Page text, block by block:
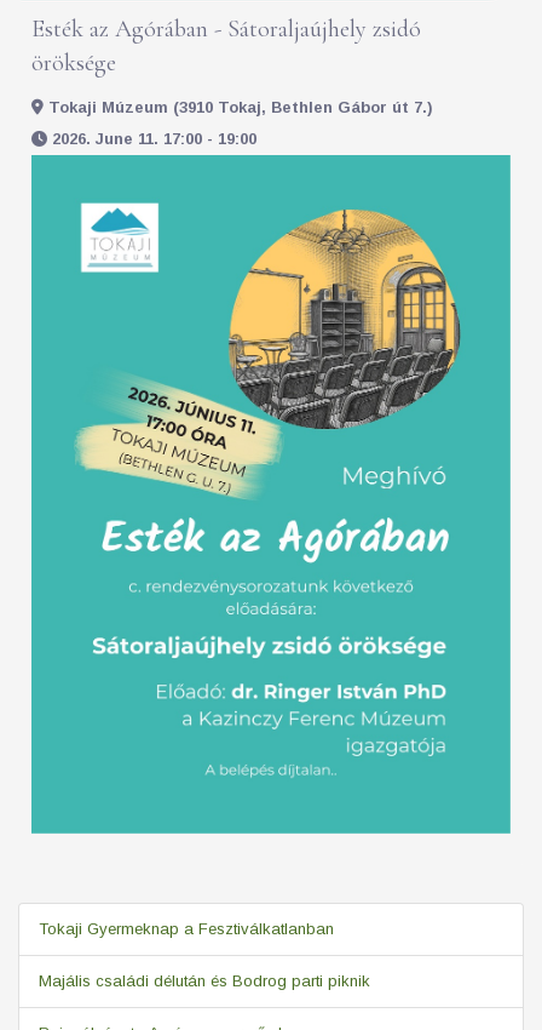
Esték az Agórában - Sátoraljaújhely zsidó
öröksége
Tokaji Múzeum (3910 Tokaj, Bethlen Gábor út 7.)
2026. June 11. 17:00 - 19:00
Tokaji Gyermeknap a Fesztiválkatlanban
Majális családi délután és Bodrog parti piknik